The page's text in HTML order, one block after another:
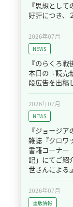
『思想として
好評につき、
2026年07月
NEWS
『のらくろ戦
本日の『読売
段広告を出稿
2026年07月
NEWS
『ジョージア
雑誌『クロワ
書籍コーナー
記」にてご紹
世さんによる
2026年07月
重版情報